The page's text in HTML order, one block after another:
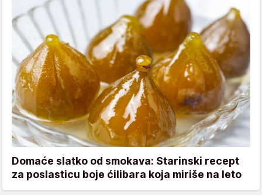
Domaće slatko od smokava: Starinski recept
za poslasticu boje ćilibara koja miriše na leto